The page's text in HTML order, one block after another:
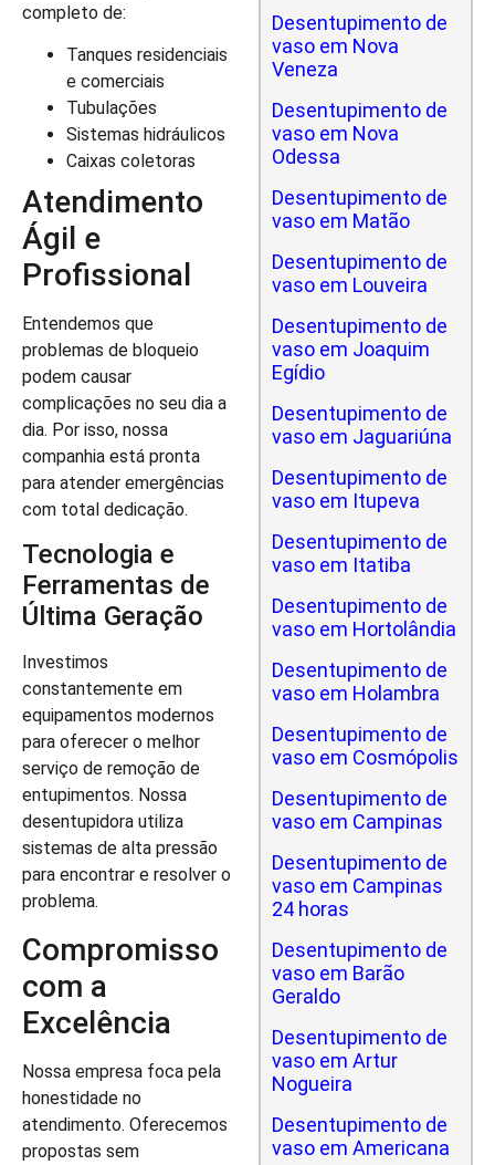
completo de:
Tanques residenciais
e comerciais
Tubulações
Sistemas hidráulicos
Caixas coletoras
Atendimento
Ágil e
Profissional
Entendemos que
problemas de bloqueio
podem causar
complicações no seu dia a
dia. Por isso, nossa
companhia está pronta
para atender emergências
com total dedicação.
Tecnologia e
Ferramentas de
Última Geração
Investimos
constantemente em
equipamentos modernos
para oferecer o melhor
serviço de remoção de
entupimentos. Nossa
desentupidora utiliza
sistemas de alta pressão
para encontrar e resolver o
problema.
Compromisso
com a
Excelência
Nossa empresa foca pela
honestidade no
atendimento. Oferecemos
propostas sem
Desentupimento de
vaso em Nova
Veneza
Desentupimento de
vaso em Nova
Odessa
Desentupimento de
vaso em Matão
Desentupimento de
vaso em Louveira
Desentupimento de
vaso em Joaquim
Egídio
Desentupimento de
vaso em Jaguariúna
Desentupimento de
vaso em Itupeva
Desentupimento de
vaso em Itatiba
Desentupimento de
vaso em Hortolândia
Desentupimento de
vaso em Holambra
Desentupimento de
vaso em Cosmópolis
Desentupimento de
vaso em Campinas
Desentupimento de
vaso em Campinas
24 horas
Desentupimento de
vaso em Barão
Geraldo
Desentupimento de
vaso em Artur
Nogueira
Desentupimento de
vaso em Americana